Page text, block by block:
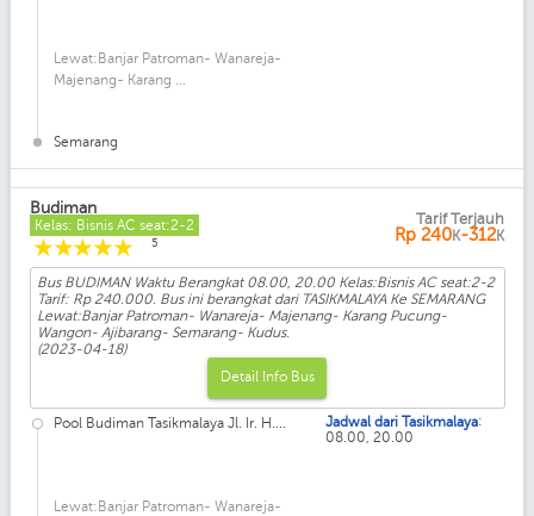
Lewat:Banjar Patroman- Wanareja-
Majenang- Karang ...
Semarang
Budiman
Kelas: Bisnis AC seat:2-2
☆
☆
☆
☆
☆ 5
Tarif Terjauh
Rp 240K-312K
Bus BUDIMAN Waktu Berangkat 08.00, 20.00 Kelas:Bisnis AC seat:2-2
Tarif: Rp 240.000. Bus ini berangkat dari TASIKMALAYA Ke SEMARANG
Lewat:Banjar Patroman- Wanareja- Majenang- Karang Pucung-
Wangon- Ajibarang- Semarang- Kudus.
(2023-04-18)
Detail Info Bus
Pool Budiman Tasikmalaya Jl. Ir. H....
Lewat:Banjar Patroman- Wanareja-
Jadwal dari Tasikmalaya:
08.00, 20.00